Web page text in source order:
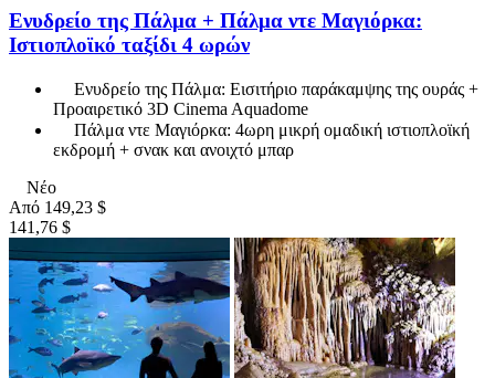
Ενυδρείο της Πάλμα + Πάλμα ντε Μαγιόρκα:
Ιστιοπλοϊκό ταξίδι 4 ωρών
Ενυδρείο της Πάλμα: Εισιτήριο παράκαμψης της ουράς +
Προαιρετικό 3D Cinema Aquadome
Πάλμα ντε Μαγιόρκα: 4ωρη μικρή ομαδική ιστιοπλοϊκή
εκδρομή + σνακ και ανοιχτό μπαρ
Νέο
Από 149,23 $
141,76 $